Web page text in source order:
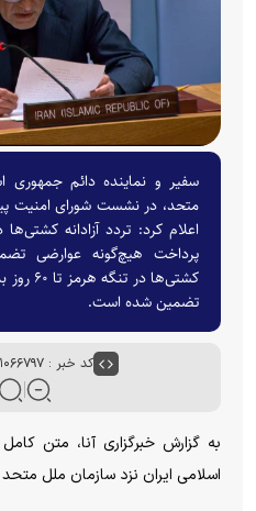
سفیر و نماینده دائم جمهوری
متحد، در نشست شورای امنیت
پرداخت هیچ‌گونه عوارضی
کشتی‌ها
تضمین شده است.
کد خبر : ۱۰۶۶۷۹۷
به گزارش خبرگزاری آنا، متن
اسلامی ایران نزد سازمان ملل